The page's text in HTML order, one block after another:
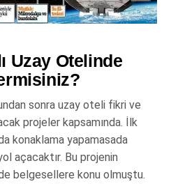
Uzay Otelinde
sonra uzay oteli fikri ve
projeler kapsamında. İlk
konaklama yapamasada
açacaktır. Bu projenin
belgesellere konu olmuştu.